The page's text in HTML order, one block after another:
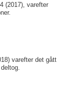
(2017), varefter
varefter det gått